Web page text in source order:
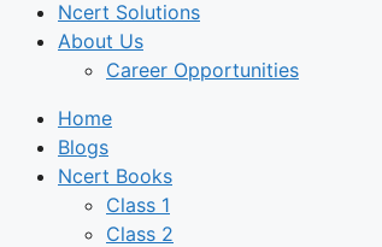
Ncert Solutions
About Us
Career Opportunities
Home
Blogs
Ncert Books
Class 1
Class 2